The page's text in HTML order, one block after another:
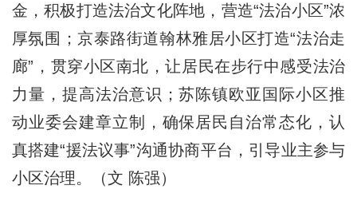
金，积极打造法治文化阵地，营造“法治小区”浓
厚氛围；京泰路街道翰林雅居小区打造“法治走
廊”，贯穿小区南北，让居民在步行中感受法治
力量，提高法治意识；苏陈镇欧亚国际小区推
动业委会建章立制，确保居民自治常态化，认
真搭建“援法议事”沟通协商平台，引导业主参与
小区治理。（文 陈强）